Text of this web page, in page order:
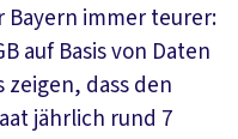
immer teurer:
auf Basis von Daten
dass den
jährlich rund 7